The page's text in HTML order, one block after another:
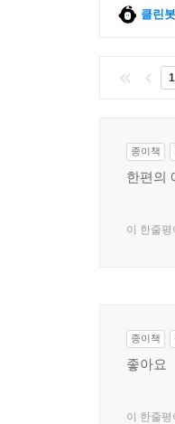
클린봇
1
종이책
한편의
이 한줄
종이책
좋아요
이 한줄